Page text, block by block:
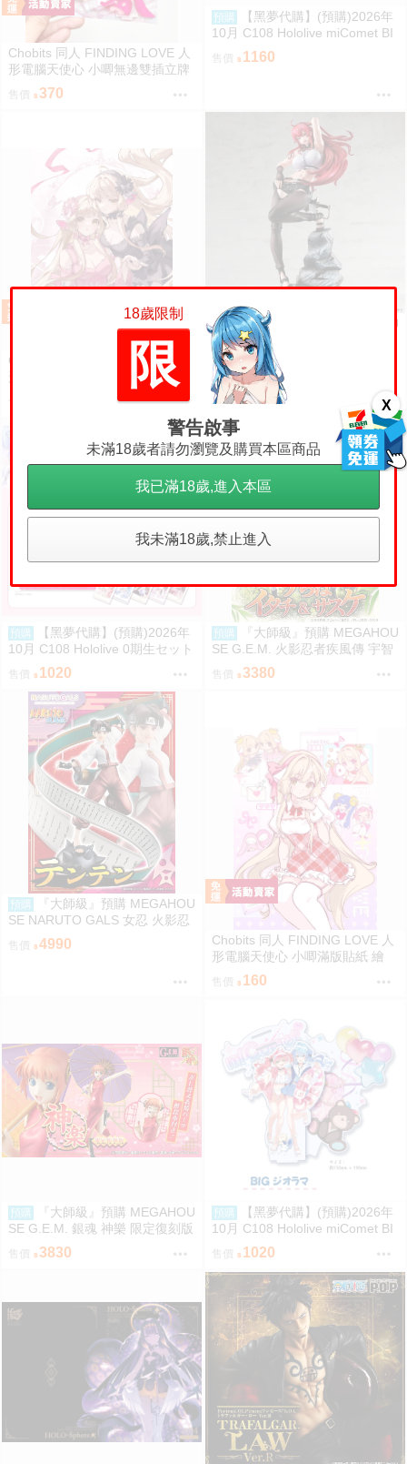
X
Chobits 同人 FINDING LOVE 人
形電腦天使心 小唧無邊雙插立牌
繪師：Bee Bee
370
預購
【黑夢代購】(預購)2026年
10月 C108 Hololive miComet BI
Gジオラマ 壓克力立牌 社團名:空
色姉妹 繪師:綾香
1160
Chobits 同人 FINDING LOVE 人
形電腦天使心 貝殼光壓克力色紙
預購 『大師級』預購 MEGAHOU
SE Lucrea 無職轉生 到了異世界
就拿出真本事 艾莉絲·格雷拉特
售價 4720
預購
【黑夢代購】(預購)2026年
10月 C108 Hololive 0期生セット
【非公式】套組 社團名:空色姉妹
繪師:綾香
1020
預購
『大師級』預購 MEGAHOU
SE G.E.M. 火影忍者疾風傳 宇智
波鼬 & 宇智波佐助 再販
3380
預購
『大師級』預購 MEGAHOU
SE NARUTO GALS 女忍 火影忍
者疾風傳 天天 再販
售價 4990
Chobits 同人 FINDING LOVE 人
形電腦天使心 小唧滿版貼紙 繪
師：Bee Bee
售價 160
預購
『大師級』預購 MEGAHOU
SE G.E.M. 銀魂 神樂 限定復刻版
3830
預購
【黑夢代購】(預購)2026年
10月 C108 Hololive miComet BI
Gジオラマ 壓克力立牌 社團名:空
色姉妹 繪師:綾香
1020
18歲限制
限
警告啟事
未滿18歲者請勿瀏覽及購買本區商品
我已滿18歲,進入本區
我未滿18歲,禁止進入